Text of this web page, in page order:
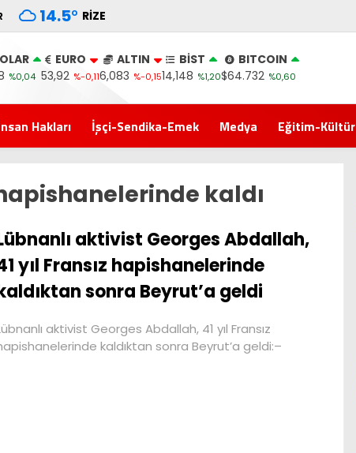
14.5° RIZE
%0,04
EURO
53,92 %-0,11
ALTIN
6,083 %-0,15
BİST
14,148 %1,20
BITCOIN
$64.732 %0,60
Hakları İşçi-Sendika-Emek Medya Eğitim-Kültür
hapishanelerinde kaldı
aktivist Georges Abdallah,
yıl Fransız hapishanelerinde
sonra Beyrut’a geldi
aktivist Georges Abdallah, 41 yıl Fransız
kaldıktan sonra Beyrut’a geldi:–